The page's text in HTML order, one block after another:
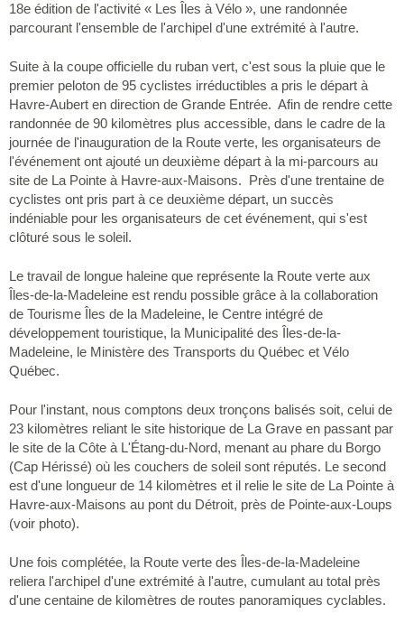
18e édition de l'activité « Les Îles à Vélo », une randonnée
parcourant l'ensemble de l'archipel d'une extrémité à l'autre.
Suite à la coupe officielle du ruban vert, c'est sous la pluie que le
premier peloton de 95 cyclistes irréductibles a pris le départ à
Havre-Aubert en direction de Grande Entrée. Afin de rendre cette
randonnée de 90 kilomètres plus accessible, dans le cadre de la
journée de l'inauguration de la Route verte, les organisateurs de
l'événement ont ajouté un deuxième départ à la mi-parcours au
site de La Pointe à Havre-aux-Maisons. Près d'une trentaine de
cyclistes ont pris part à ce deuxième départ, un succès
indéniable pour les organisateurs de cet événement, qui s'est
clôturé sous le soleil.
Le travail de longue haleine que représente la Route verte aux
Îles-de-la-Madeleine est rendu possible grâce à la collaboration
de Tourisme Îles de la Madeleine, le Centre intégré de
développement touristique, la Municipalité des Îles-de-la-
Madeleine, le Ministère des Transports du Québec et Vélo
Québec.
Pour l'instant, nous comptons deux tronçons balisés soit, celui de
23 kilomètres reliant le site historique de La Grave en passant par
le site de la Côte à L'Étang-du-Nord, menant au phare du Borgo
(Cap Hérissé) où les couchers de soleil sont réputés. Le second
est d'une longueur de 14 kilomètres et il relie le site de La Pointe à
Havre-aux-Maisons au pont du Détroit, près de Pointe-aux-Loups
(voir photo).
Une fois complétée, la Route verte des Îles-de-la-Madeleine
reliera l'archipel d'une extrémité à l'autre, cumulant au total près
d'une centaine de kilomètres de routes panoramiques cyclables.